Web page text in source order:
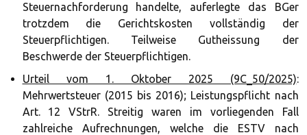
Steuernachforderung handelte, auferlegte das BGer
trotzdem die Gerichtskosten vollständig der
Steuerpflichtigen. Teilweise Gutheissung der
Beschwerde der Steuerpflichtigen.
Urteil vom 1. Oktober 2025 (9C_50/2025):
Mehrwertsteuer (2015 bis 2016); Leistungspflicht nach
Art. 12 VStrR. Streitig waren im vorliegenden Fall
zahlreiche Aufrechnungen, welche die ESTV nach